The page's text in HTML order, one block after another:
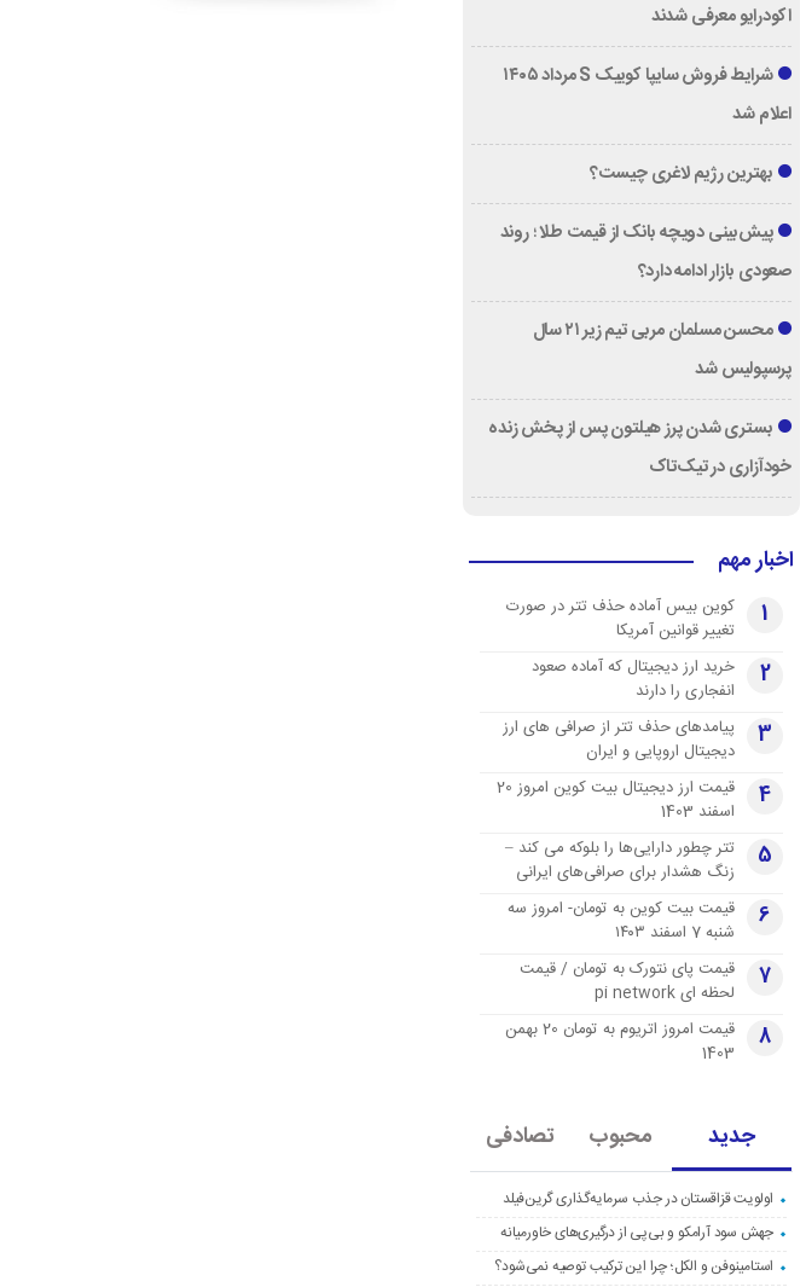
اکودرایو معرفی شدند
شرایط فروش سایپا کوییک S مرداد ۱۴۰۵
اعلام شد
بهترین رژیم لاغری چیست؟
پیش‌بینی دویچه‌ بانک از قیمت طلا ؛ روند
صعودی بازار ادامه دارد؟
محسن مسلمان مربی تیم زیر ۲۱ سال
پرسپولیس شد
بستری شدن پرز هیلتون پس از پخش زنده
خودآزاری در تیک‌تاک
اخبار مهم
1
کوین بیس آماده حذف تتر در صورت
تغییر قوانین آمریکا
2
خرید ارز دیجیتال که آماده صعود
انفجاری را دارند
3
پیامدهای حذف تتر از صرافی های ارز
دیجیتال اروپایی و ایران
4
قیمت ارز دیجیتال بیت کوین امروز 20
اسفند 1403
5
تتر چطور دارایی‌ها را بلوکه می کند –
زنگ هشدار برای صرافی‌های ایرانی
6
قیمت بیت کوین به تومان- امروز سه
شنبه 7 اسفند ۱۴۰۳
7
قیمت پای نتورک به تومان / قیمت
لحظه ای pi network
8
قیمت امروز اتریوم به تومان 20 بهمن
1403
جدید محبوب تصادفی
اولویت قزاقستان در جذب سرمایه‌گذاری گرین‌فیلد
جهش سود آرامکو و بی‌پی از درگیری‌های خاورمیانه
استامینوفن و الکل؛ چرا این ترکیب توصیه نمی‌شود؟